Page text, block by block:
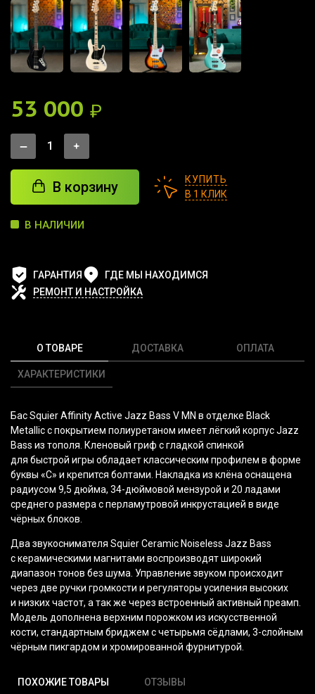
53 000 ₽
В корзину
КУПИТЬ
В 1 КЛИК
В НАЛИЧИИ
ГАРАНТИЯ
ГДЕ МЫ НАХОДИМСЯ
РЕМОНТ И НАСТРОЙКА
О ТОВАРЕ
ХАРАКТЕРИСТИКИ
ДОСТАВКА ОПЛАТА
Бас Squier Affinity Active Jazz Bass V MN в отделке Black
Metallic с покрытием полиуретаном имеет лёгкий корпус Jazz
Bass из тополя. Кленовый гриф с гладкой спинкой
для быстрой игры обладает классическим профилем в форме
буквы «С» и крепится болтами. Накладка из клёна оснащена
радиусом 9,5 дюйма, 34-дюймовой мензурой и 20 ладами
среднего размера с перламутровой инкрустацией в виде
чёрных блоков.
Два звукоснимателя Squier Ceramic Noiseless Jazz Bass
с керамическими магнитами воспроизводят широкий
диапазон тонов без шума. Управление звуком происходит
через две ручки громкости и регуляторы усиления высоких
и низких частот, а так же через встроенный активный преамп.
Модель дополнена верхним порожком из искусственной
кости, стандартным бриджем с четырьмя сёдлами, 3-слойным
чёрным пикгардом и хромированной фурнитурой.
ПОХОЖИЕ ТОВАРЫ ОТЗЫВЫ